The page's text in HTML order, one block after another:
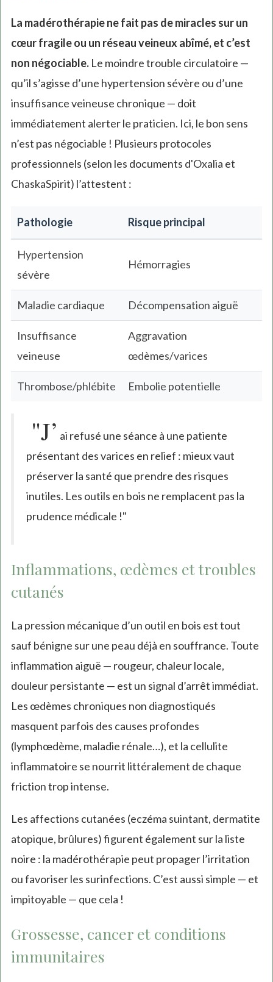
La madérothérapie ne fait pas de miracles sur un
cœur fragile ou un réseau veineux abîmé, et c’est
non négociable.Le moindre trouble circulatoire —
qu’il s’agisse d’une hypertension sévère ou d’une
insuffisance veineuse chronique — doit
immédiatement alerter le praticien. Ici, le bon sens
n’est pas négociable ! Plusieurs protocoles
professionnels (selon les documents d'Oxalia et
ChaskaSpirit) l’attestent :
Pathologie Risque principal
Hypertension
sévère
Hémorragies
Maladie cardiaque Décompensation aiguë
Insuffisance
veineuse
Aggravation
œdèmes/varices
Thrombose/phlébite Embolie potentielle
"J’ ai refusé une séance à une patiente
présentant des varices en relief : mieux vaut
préserver la santé que prendre des risques
inutiles. Les outils en bois ne remplacent pas la
prudence médicale !"
Inflammations, œdèmes et troubles
cutanés
La pression mécanique d’un outil en bois est tout
sauf bénigne sur une peau déjà en souffrance. Toute
inflammation aiguë — rougeur, chaleur locale,
douleur persistante — est un signal d’arrêt immédiat.
Les œdèmes chroniques non diagnostiqués
masquent parfois des causes profondes
(lymphœdème, maladie rénale…), et la cellulite
inflammatoire se nourrit littéralement de chaque
friction trop intense.
Les affections cutanées (eczéma suintant, dermatite
atopique, brûlures) figurent également sur la liste
noire : la madérothérapie peut propager l’irritation
ou favoriser les surinfections. C’est aussi simple — et
impitoyable — que cela !
Grossesse, cancer et conditions
immunitaires